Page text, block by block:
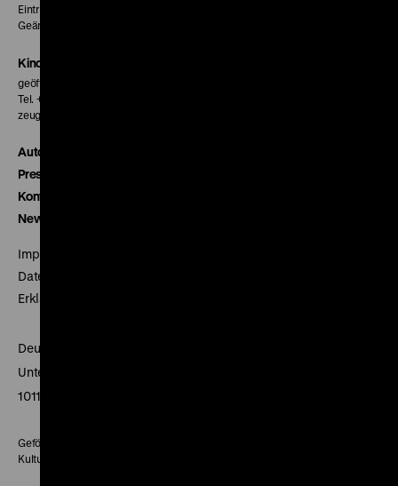
Eintritt 5 €
Geänderte Preise sind im Programm vermerkt.
Kinokasse
geöffnet 30 Minuten vor Beginn der ersten Vorstellung
Tel. + 49 30 20304-770
zeughauskino@dhm.de
Autor*innen
Presse
Kontakt
Newsletter
Impressum
Datenschutz
Erklärung digitale Barrierefreiheit
Deutsches Historisches Museum
Unter den Linden 2
10117 Berlin
Gefördert mit Mitteln des Beauftragten der Bundesregierung für
Kultur und Medien